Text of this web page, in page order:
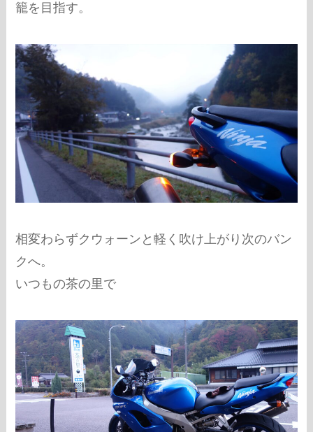
籠を目指す。
相変わらずクウォーンと軽く吹け上がり次のバン
クへ。
いつもの茶の里で